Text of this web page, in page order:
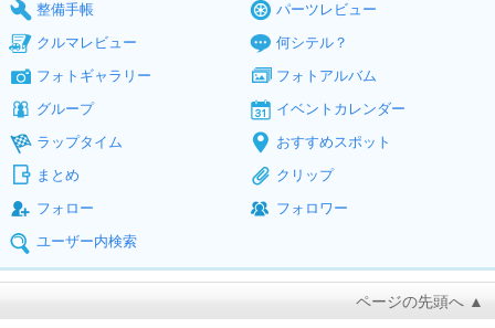
整備手帳
パーツレビュー
クルマレビュー
何シテル？
フォトギャラリー
フォトアルバム
グループ
イベントカレンダー
ラップタイム
おすすめスポット
まとめ
クリップ
フォロー
フォロワー
ユーザー内検索
ページの先頭へ ▲